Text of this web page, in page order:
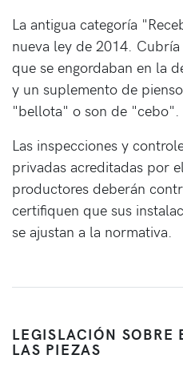
La antigua categoría
nueva ley de 2014.
que se engordaban en la
y un suplemento de
"bellota" o son de "cebo".
Las inspecciones y
privadas acreditadas por
productores deberán
certifiquen que sus
se ajustan a la normativa.
LEGISLACIÓN SOBRE
LAS PIEZAS